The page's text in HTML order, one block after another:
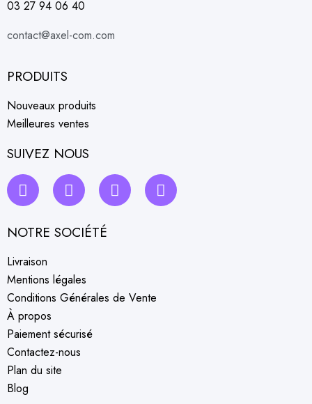
03 27 94 06 40
contact@axel-com.com
PRODUITS
Nouveaux produits
Meilleures ventes
SUIVEZ NOUS
NOTRE SOCIÉTÉ
Livraison
Mentions légales
Conditions Générales de Vente
À propos
Paiement sécurisé
Contactez-nous
Plan du site
Blog